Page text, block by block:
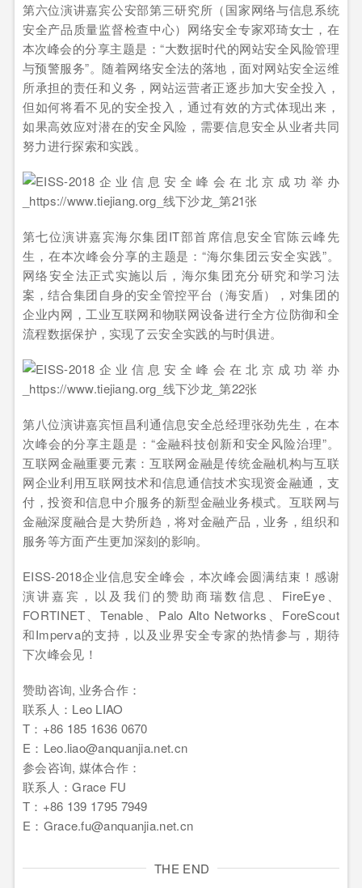
第六位演讲嘉宾公安部第三研究所（国家网络与信息系统
安全产品质量监督检查中心）网络安全专家邓琦女士，在
本次峰会的分享主题是：“大数据时代的网站安全风险管理
与预警服务”。随着网络安全法的落地，面对网站安全运维
所承担的责任和义务，网站运营者正逐步加大安全投入，
但如何将看不见的安全投入，通过有效的方式体现出来，
如果高效应对潜在的安全风险，需要信息安全从业者共同
努力进行探索和实践。
第七位演讲嘉宾海尔集团IT部首席信息安全官陈云峰先
生，在本次峰会分享的主题是：“海尔集团云安全实践”。
网络安全法正式实施以后，海尔集团充分研究和学习法
案，结合集团自身的安全管控平台（海安盾），对集团的
企业内网，工业互联网和物联网设备进行全方位防御和全
流程数据保护，实现了云安全实践的与时俱进。
第八位演讲嘉宾恒昌利通信息安全总经理张劲先生，在本
次峰会的分享主题是：“金融科技创新和安全风险治理”。
互联网金融重要元素：互联网金融是传统金融机构与互联
网企业利用互联网技术和信息通信技术实现资金融通，支
付，投资和信息中介服务的新型金融业务模式。互联网与
金融深度融合是大势所趋，将对金融产品，业务，组织和
服务等方面产生更加深刻的影响。
EISS-2018企业信息安全峰会，本次峰会圆满结束！感谢
演讲嘉宾，以及我们的赞助商瑞数信息、FireEye、
FORTINET、Tenable、Palo Alto Networks、ForeScout
和Imperva的支持，以及业界安全专家的热情参与，期待
下次峰会见！
赞助咨询, 业务合作：
联系人：Leo LIAO
T：+86 185 1636 0670
E：Leo.liao@anquanjia.net.cn
参会咨询, 媒体合作：
联系人：Grace FU
T：+86 139 1795 7949
E：Grace.fu@anquanjia.net.cn
THE END